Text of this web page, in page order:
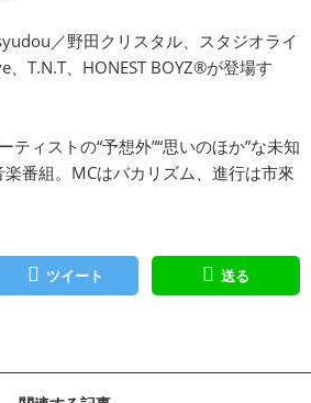
／野田クリスタル、スタジオライ
、T.N.T、HONEST BOYZ®が登場す
ティストの“予想外”“思いのほか”な未知
番組。MCはバカリズム、進行は市來
ツイート 送る